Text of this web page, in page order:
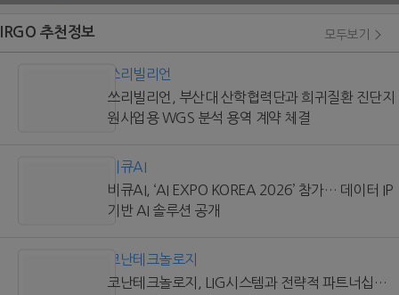
IRGO 추천정보 모두보기
쓰리빌리언
쓰리빌리언, 부산대 산학협력단과 희귀질환 진단지
원사업용 WGS 분석 용역 계약 체결
비큐AI
비큐AI, ‘AI EXPO KOREA 2026’ 참가… 데이터 IP
기반 AI 솔루션 공개
코난테크놀로지
코난테크놀로지, LIG시스템과 전략적 파트너십…